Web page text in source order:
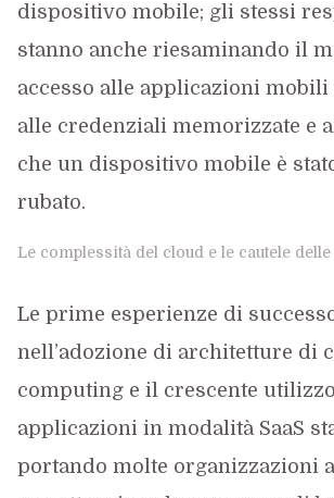
dispositivo mobile; gli stessi
stanno anche riesaminando il
accesso alle applicazioni mobili
alle credenziali memorizzate e
che un dispositivo mobile è
rubato.
Le complessità del cloud e le cautele
Le prime esperienze di
nell’adozione di architetture di
computing e il crescente
applicazioni in modalità SaaS
portando molte organizzazioni